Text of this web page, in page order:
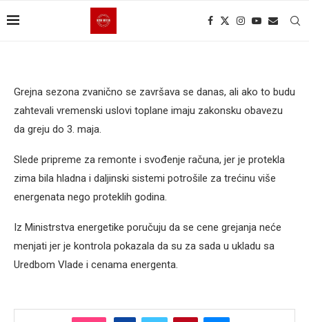
Grejna sezona zvanično se završava se danas, ali ako to budu
zahtevali vremenski uslovi toplane imaju zakonsku obavezu
da greju do 3. maja.
Slede pripreme za remonte i svođenje računa, jer je protekla
zima bila hladna i daljinski sistemi potrošile za trećinu više
energenata nego proteklih godina.
Iz Ministrstva energetike poručuju da se cene grejanja neće
menjati jer je kontrola pokazala da su za sada u ukladu sa
Uredbom Vlade i cenama energenta.